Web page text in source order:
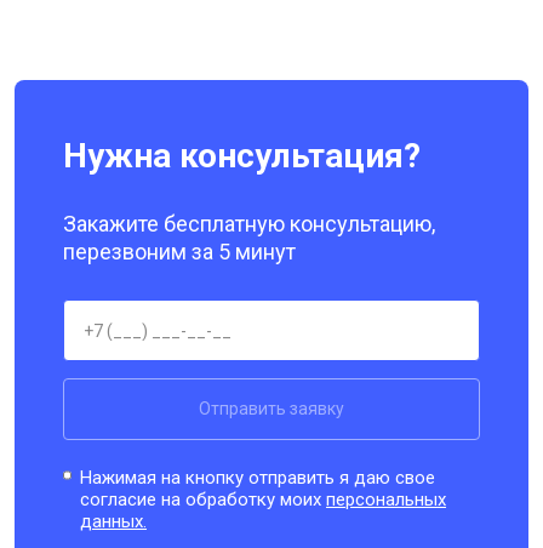
Нужна консультация?
Закажите бесплатную консультацию,
перезвоним за 5 минут
Отправить заявку
Нажимая на кнопку отправить я даю свое
согласие на обработку моихперсональных
данных.